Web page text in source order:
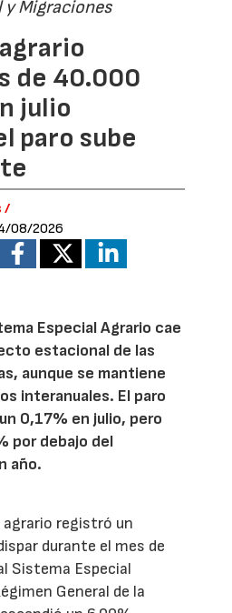
y Migraciones
de 40.000
julio
paro sube
/
08/2026
Especial Agrario cae
estacional de las
aunque se mantiene
interanuales. El paro
0,17% en julio, pero
por debajo del
año.
agrario registró un
durante el mes de
Sistema Especial
General de la